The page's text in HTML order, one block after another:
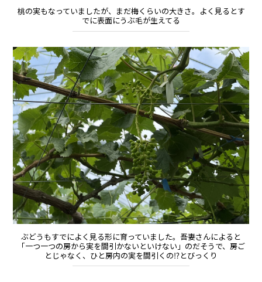
桃の実もなっていましたが、まだ梅くらいの大きさ。よく見るとす
でに表面にうぶ毛が生えてる
ぶどうもすでによく見る形に育っていました。吾妻さんによると
「一つ一つの房から実を間引かないといけない」のだそうで、房ご
とじゃなく、ひと房内の実を間引くの⁉とびっくり